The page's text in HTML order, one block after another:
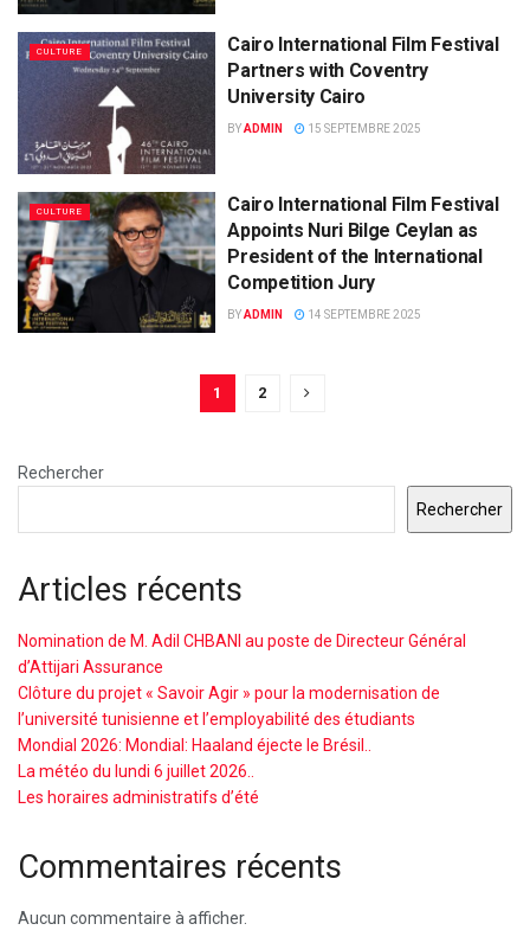
CULTURE
Cairo International Film Festival
Partners with Coventry
University Cairo
BYADMIN 15 SEPTEMBRE 2025
CULTURE
Cairo International Film Festival
Appoints Nuri Bilge Ceylan as
President of the International
Competition Jury
BYADMIN 14 SEPTEMBRE 2025
1 2
Rechercher
Rechercher
Articles récents
Nomination de M. Adil CHBANI au poste de Directeur Général
d’Attijari Assurance
Clôture du projet « Savoir Agir » pour la modernisation de
l’université tunisienne et l’employabilité des étudiants
Mondial 2026: Mondial: Haaland éjecte le Brésil..
La météo du lundi 6 juillet 2026..
Les horaires administratifs d’été
Commentaires récents
Aucun commentaire à afficher.